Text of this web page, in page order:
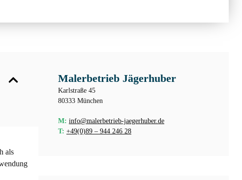
als
Malerbetrieb Jägerhuber
Karlstraße 45
80333 München
M: info@malerbetrieb-jaegerhuber.de
T: +49(0)89 – 944 246 28